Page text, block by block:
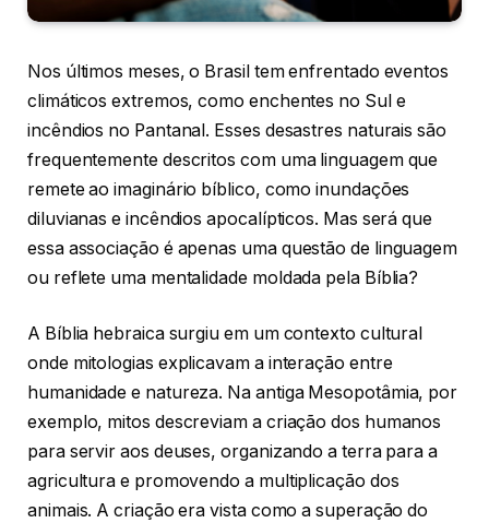
Nos últimos meses, o Brasil tem enfrentado eventos
climáticos extremos, como enchentes no Sul e
incêndios no Pantanal. Esses desastres naturais são
frequentemente descritos com uma linguagem que
remete ao imaginário bíblico, como inundações
diluvianas e incêndios apocalípticos. Mas será que
essa associação é apenas uma questão de linguagem
ou reflete uma mentalidade moldada pela Bíblia?
A Bíblia hebraica surgiu em um contexto cultural
onde mitologias explicavam a interação entre
humanidade e natureza. Na antiga Mesopotâmia, por
exemplo, mitos descreviam a criação dos humanos
para servir aos deuses, organizando a terra para a
agricultura e promovendo a multiplicação dos
animais. A criação era vista como a superação do